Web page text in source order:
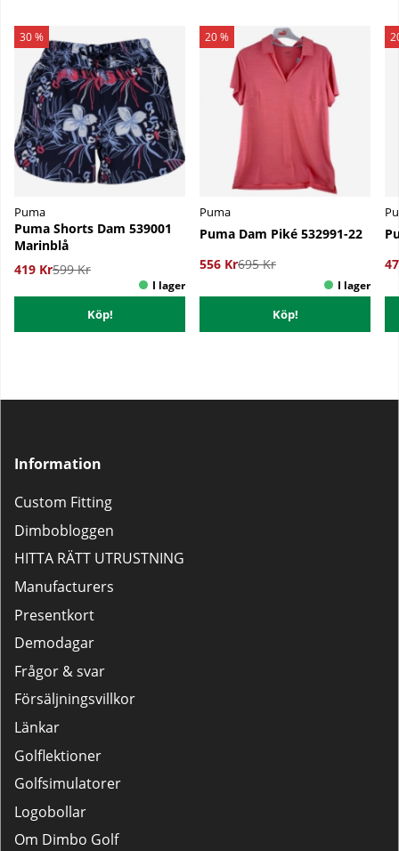
30 %
Puma
Puma Shorts Dam 539001
Marinblå
419 Kr599 Kr
Köp!
20 %
Puma
Puma Dam Piké 532991-22
556 Kr695 Kr
Köp!
Information
Custom Fitting
Dimbobloggen
HITTA RÄTT UTRUSTNING
Manufacturers
Presentkort
Demodagar
Frågor & svar
Försäljningsvillkor
Länkar
Golflektioner
Golfsimulatorer
Logobollar
Om Dimbo Golf